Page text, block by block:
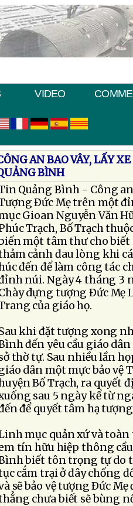
VIDEO
AN BAO VÂY, LẤY
BÌNH
Quảng Bình - Công
Ðức Mẹ trên một
Gioan Nguyễn Văn
Trạch, Bố Trạch
một tâm thư cho
cảnh đau lòng khi
đến để làm công tác
núi. Ngày 4 tháng 3
dựng tượng Ðức Mẹ
của giáo họ.
khi đặt tượng xong
đến yêu cầu giáo
thờ tự. Sau nhiều lần
dân một mực bảo vệ
Bố Trạch, ra quyết
sau 5 ngày kể từ
để quyết tâm hạ
mục quản xứ và
tín hữu hiệp thông
biết tôn trọng tự do
cắm trại ở đây chống
sẽ bảo vệ tượng Ðức
chưa biết sẽ bùng